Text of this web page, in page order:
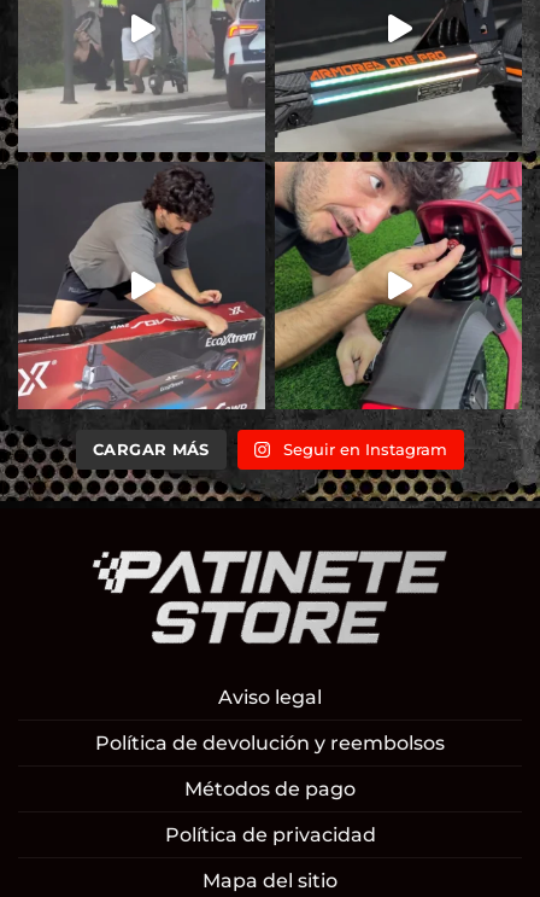
CARGAR MÁS Seguir en Instagram
Aviso legal
Política de devolución y reembolsos
Métodos de pago
Política de privacidad
Mapa del sitio